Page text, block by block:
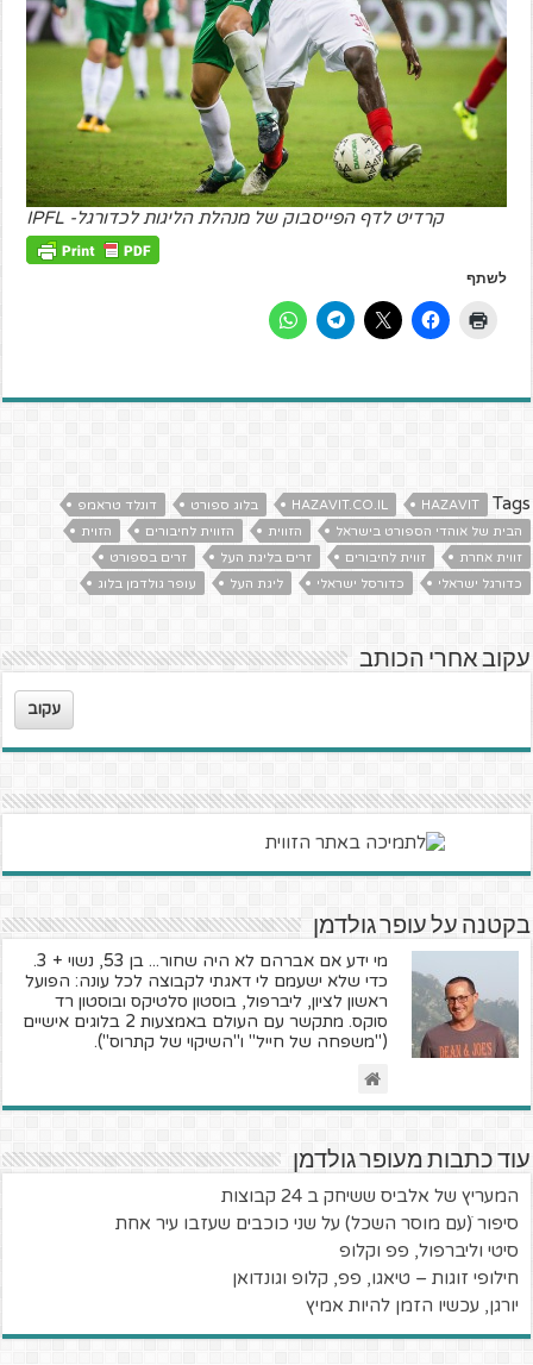
קרדיט לדף הפייסבוק של מנהלת הליגות לכדורגל- IPFL
לשתף
Tags
HAZAVIT
HAZAVIT.CO.IL בלוג ספורט
דונלד טראמפ
הבית של אוהדי הספורט בישראל
הזווית הזווית לחיבורים
הזוית
זווית אחרת
זווית לחיבורים זרים בליגת העל
זרים בספורט
כדורגל ישראלי
כדורסל ישראלי ליגת העל עופר גולדמן בלוג
עקוב אחרי הכותב
עקוב
בקטנה על עופר גולדמן
מי ידע אם אברהם לא היה שחור... בן 53, נשוי + 3.
כדי שלא ישעמם לי דאגתי לקבוצה לכל עונה: הפועל
ראשון לציון, ליברפול, בוסטון סלטיקס ובוסטון רד
סוקס. מתקשר עם העולם באמצעות 2 בלוגים אישיים
("משפחה של חייל" ו"השיקוי של קתרוס").
עוד כתבות מעופר גולדמן
המעריץ של אלביס ששיחק ב 24 קבוצות
סיפור ׁ(עם מוסר השכל) על שני כוכבים שעזבו עיר אחת
סיטי וליברפול, פפ וקלופ
חילופי זוגות – טיאגו, פפ, קלופ וגונדואן
יורגן, עכשיו הזמן להיות אמיץ